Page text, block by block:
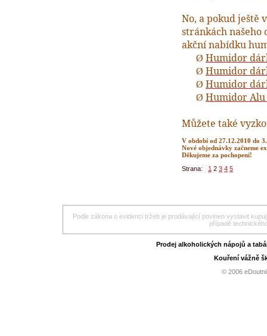
No, a pokud ještě
stránkách našeho
akční nabídku
Ø Humidor
Ø Humidor
Ø Humidor
Ø Humidor Alu
Můžete také
V období od 27.12.2010 do
Nové objednávky začneme
Děkujeme za pochopení!
Strana: 1 2 3 4 5
Podle zákona o evidenci tržeb je prodávající povinen vystavit
případě
Prodej alkoholických nápojů a
Kouření vážně
© 2006